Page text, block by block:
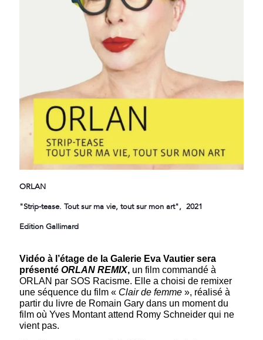
ORLAN
"Strip-tease. Tout sur ma vie, tout sur mon art", 2021
Edition Gallimard
Vidéo à l’étage de la Galerie Eva Vautier sera
présenté ORLAN REMIX, un film commandé à
ORLAN par SOS Racisme. Elle a choisi de remixer
une séquence du film « Clair de femme », réalisé à
partir du livre de Romain Gary dans un moment du
film où Yves Montant attend Romy Schneider qui ne
vient pas.